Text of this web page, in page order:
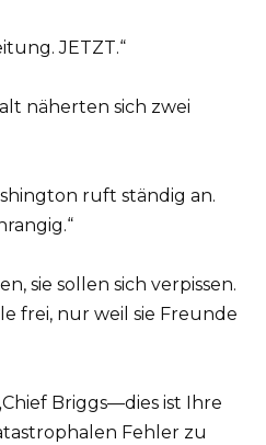
JETZT.“
näherten sich zwei
ruft ständig an.
sie sollen sich verpissen.
frei, nur weil sie Freunde
Briggs—dies ist Ihre
Fehler zu